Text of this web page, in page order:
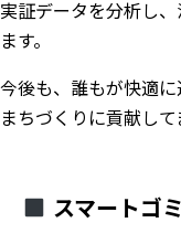
実証データを分析し
ます。
今後も、誰もが快適
まちづくりに貢献して
スマートゴ